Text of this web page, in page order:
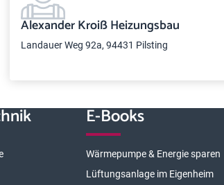
Alexander Kroiß Heizungsbau
Landauer Weg 92a, 94431 Pilsting
E-Books
Wärmepumpe & Energie sparen
Lüftungsanlage im Eigenheim